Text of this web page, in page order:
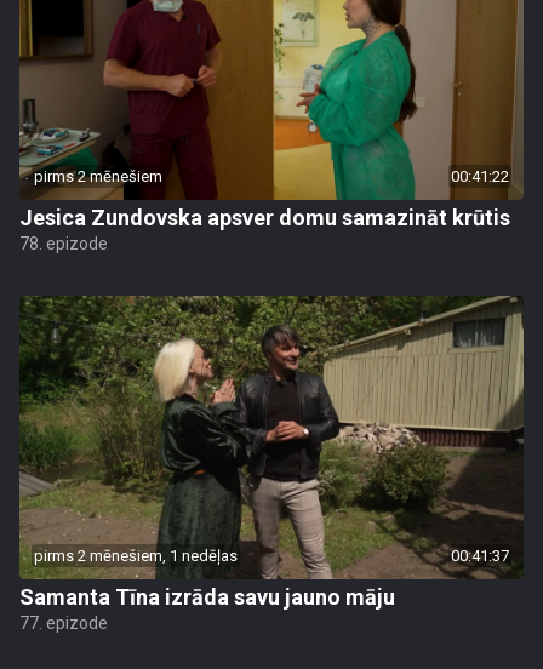
pirms 2 mēnešiem 00:41:22
Jesica Zundovska apsver domu samazināt krūtis
78. epizode
pirms 2 mēnešiem, 1 nedēļas 00:41:37
Samanta Tīna izrāda savu jauno māju
77. epizode